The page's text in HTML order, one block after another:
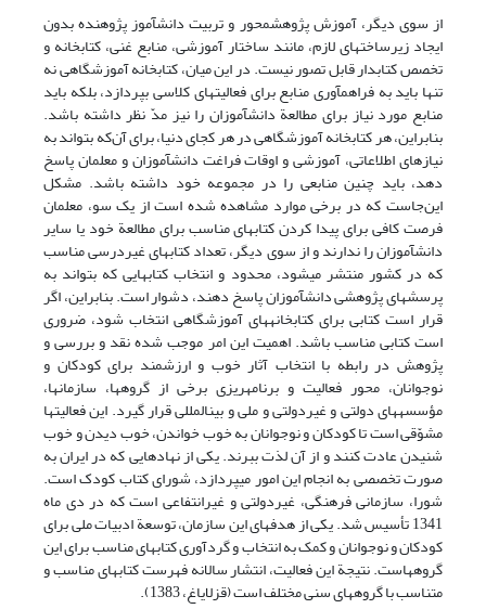
از سوی دیگر، آموزش پژوهش‎محور و تربیت دانش‎آموز پژوهنده بدون
ایجاد زیرساختهای لازم، مانند ساختار آموزشی، منابع غنی، کتابخانه و
تخصص کتابدار قابل تصور نیست. در این میان، کتابخانه آموزشگاهی نه
تنها باید به فراهم‏آوری منابع برای فعالیتهای کلاسی بپردازد، بلکه باید
منابع مورد نیاز برای مطالعة دانش‏آموزان را نیز مدّ نظر داشته باشد.
بنابراین، هر کتابخانه آموزشگاهی در هر کجای دنیا، برای آن‌که بتواند به
نیازهای اطلاعاتی، آموزشی و اوقات فراغت دانش‏آموزان و معلمان پاسخ
دهد، باید چنین منابعی را در مجموعه خود داشته باشد. مشکل
این‌جاست که در برخی موارد مشاهده شده است از یک سو، معلمان
فرصت کافی برای پیدا کردن کتابهای مناسب برای مطالعة خود یا سایر
دانش‎آموزان را ندارند و از سوی دیگر، تعداد کتابهای غیردرسی مناسب
که در کشور منتشر می‎شود، محدود و انتخاب کتابهایی که بتواند به
پرسشهای پژوهشی دانش‏آموزان پاسخ دهند، دشوار است. بنابراین، اگر
قرار است کتابی برای کتابخانه‎های آموزشگاهی انتخاب شود، ضروری
است کتابی مناسب باشد. اهمیت این امر موجب شده نقد و بررسی و
پژوهش در رابطه با انتخاب آثار خوب و ارزشمند برای کودکان و
نوجوانان، محور فعالیت و برنامه‏ریزی برخی از گروه‏ها، سازمانها،
مؤسسه‏های دولتی و غیردولتی و ملی و بین‏المللی قرار گیرد. این فعالیتها
مشوّقی است تا کودکان و نوجوانان به خوب خواندن، خوب دیدن و خوب
شنیدن عادت کنند و از آن لذت ببرند. یکی از نهادهایی که در ایران به
صورت تخصصی به انجام این امور می‏پردازد، شورای کتاب کودک است.
شورا، سازمانی فرهنگی، غیردولتی و غیرانتفاعی است که در دی ماه
1341 تأسیس شد. یکی از هدفهای این سازمان، توسعة ادبیات ملی برای
کودکان و نوجوانان و کمک به انتخاب و گردآوری کتابهای مناسب برای این
گروه‏هاست. نتیجة این فعالیت، انتشار سالانه فهرست کتابهای مناسب و
متناسب با گروه‏های سنی مختلف است (قزل‏ایاغ، 1383).